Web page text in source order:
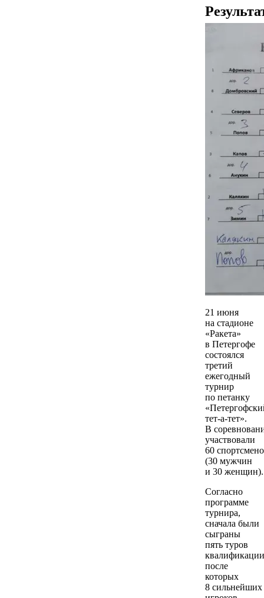
21 июня
на стадионе
«Ракета»
в Петергофе
состоялся
третий
ежегодный
турнир
по петанку
тет-а-тет».
В
участвовали
60
(30 мужчин
и 30 женщин).
Согласно
программе
турнира,
сначала были
сыграны
пять туров
после
которых
8 сильнейших